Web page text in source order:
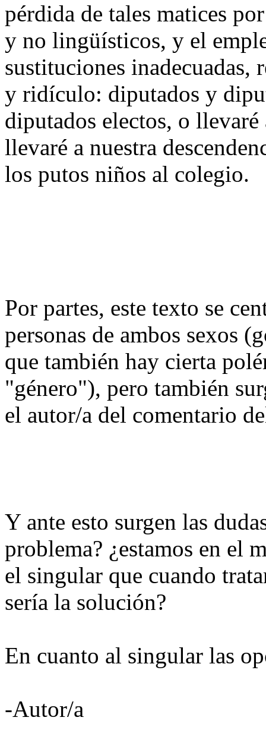
pérdida de tales matices
y no lingüísticos, y el
sustituciones inadecuadas,
y ridículo: diputados y
diputados electos, o
llevaré a nuestra
los putos niños al colegio.
Por partes, este texto se
personas de ambos sexos
que también hay cierta
"género"), pero también
el autor/a del comentario
Y ante esto surgen las
problema? ¿estamos en el
el singular que cuando
sería la solución?
En cuanto al singular las
-Autor/a